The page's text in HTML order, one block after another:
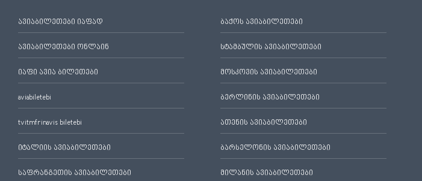
ავიაბილეთები იაფად
ავიაბილეთები ონლაინ
იაფი ავია ბილეთები
aviabiletebi
tvitmfrinavis biletebi
იტალიის ავიაბილეთები
საფრანგეთის ავიაბილეთები
ბაქოს ავიაბილეთები
სტამბულის ავიაბილეთები
მოსკოვის ავიაბილეთები
ბერლინის ავიაბილეთები
ათენის ავიაბილეთები
ბარსელონის ავიაბილეთები
მილანის ავიაბილეთები